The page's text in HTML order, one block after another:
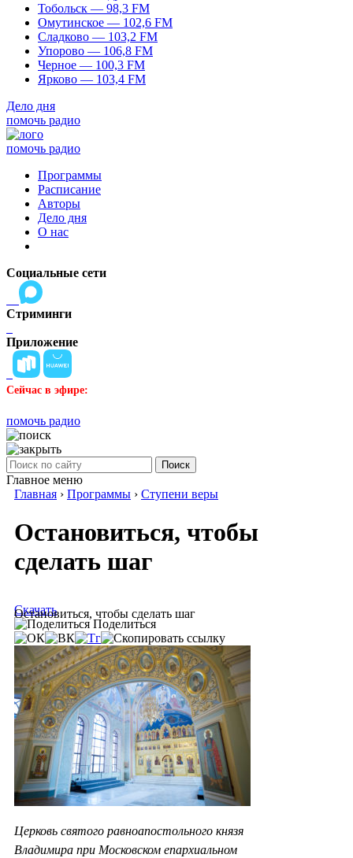
Тобольск — 98,3 FM
Омутинское — 102,6 FM
Сладково — 103,2 FM
Упорово — 106,8 FM
Черное — 100,3 FM
Ярково — 103,4 FM
Дело дня
помочь радио
помочь радио
Программы
Расписание
Авторы
Дело дня
О нас
Социальные сети
Стриминги
Приложение
Сейчас в эфире:
помочь радио
Поиск
Главное меню
Главная › Программы › Ступени веры
Остановиться, чтобы
сделать шаг
Остановиться, чтобы сделать шаг
Скачать
Поделиться
Церковь святого равноапостольного князя
Владимира при Московском епархиальном